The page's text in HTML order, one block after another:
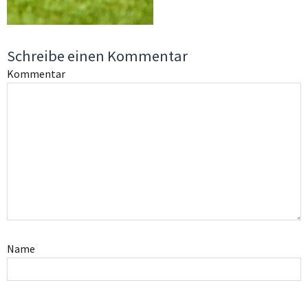
Schreibe einen Kommentar
Kommentar
Name